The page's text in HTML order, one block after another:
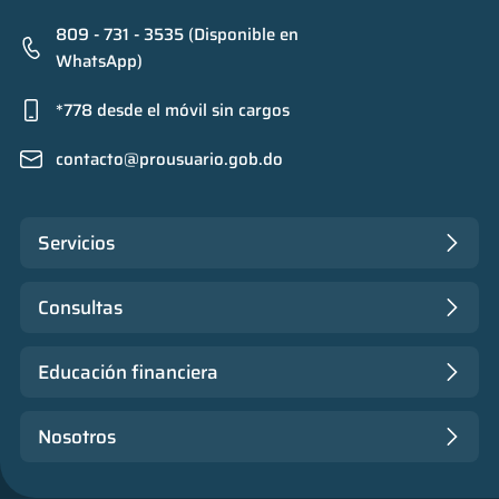
809 - 731 - 3535 (Disponible en
WhatsApp)
*778 desde el móvil sin cargos
contacto@prousuario.gob.do
Servicios
Consultas
Educación financiera
Nosotros